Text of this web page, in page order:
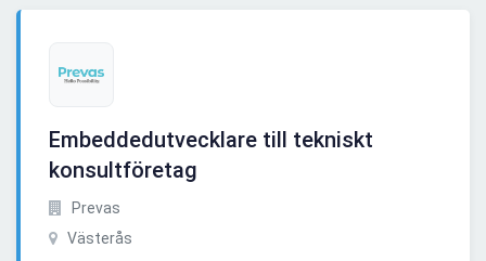
Embeddedutvecklare till tekniskt
konsultföretag
Prevas
Västerås